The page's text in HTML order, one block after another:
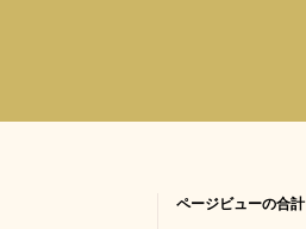
ページビューの合計